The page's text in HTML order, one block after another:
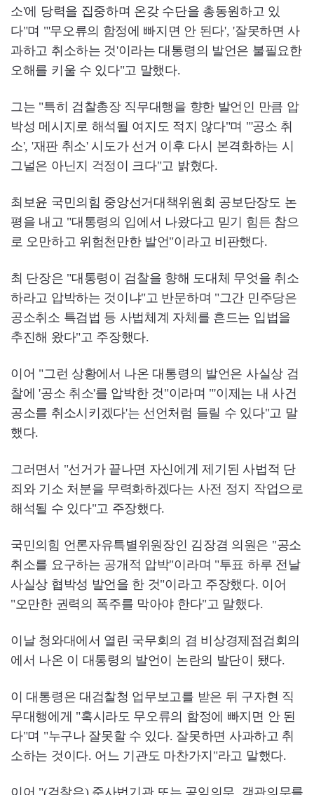
소'에 당력을 집중하며 온갖 수단을 총동원하고 있
다"며 "'무오류의 함정에 빠지면 안 된다', '잘못하면 사
과하고 취소하는 것'이라는 대통령의 발언은 불필요한
오해를 키울 수 있다"고 말했다.
그는 "특히 검찰총장 직무대행을 향한 발언인 만큼 압
박성 메시지로 해석될 여지도 적지 않다"며 "'공소 취
소', '재판 취소' 시도가 선거 이후 다시 본격화하는 시
그널은 아닌지 걱정이 크다"고 밝혔다.
최보윤 국민의힘 중앙선거대책위원회 공보단장도 논
평을 내고 "대통령의 입에서 나왔다고 믿기 힘든 참으
로 오만하고 위험천만한 발언"이라고 비판했다.
최 단장은 "대통령이 검찰을 향해 도대체 무엇을 취소
하라고 압박하는 것이냐"고 반문하며 "그간 민주당은
공소취소 특검법 등 사법체계 자체를 흔드는 입법을
추진해 왔다"고 주장했다.
이어 "그런 상황에서 나온 대통령의 발언은 사실상 검
찰에 '공소 취소'를 압박한 것"이라며 "'이제는 내 사건
공소를 취소시키겠다'는 선언처럼 들릴 수 있다"고 말
했다.
그러면서 "선거가 끝나면 자신에게 제기된 사법적 단
죄와 기소 처분을 무력화하겠다는 사전 정지 작업으로
해석될 수 있다"고 주장했다.
국민의힘 언론자유특별위원장인 김장겸 의원은 "공소
취소를 요구하는 공개적 압박"이라며 "투표 하루 전날
사실상 협박성 발언을 한 것"이라고 주장했다. 이어
"오만한 권력의 폭주를 막아야 한다"고 말했다.
이날 청와대에서 열린 국무회의 겸 비상경제점검회의
에서 나온 이 대통령의 발언이 논란의 발단이 됐다.
이 대통령은 대검찰청 업무보고를 받은 뒤 구자현 직
무대행에게 "혹시라도 무오류의 함정에 빠지면 안 된
다"며 "누구나 잘못할 수 있다. 잘못하면 사과하고 취
소하는 것이다. 어느 기관도 마찬가지"라고 말했다.